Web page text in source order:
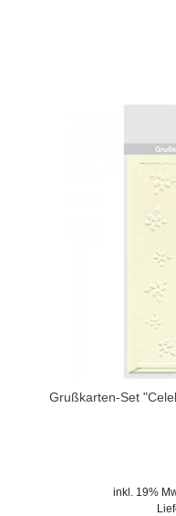
Grußkarten-Set
inkl. 19%